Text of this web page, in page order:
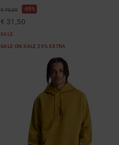
€ 70,00 55%
€ 31,50
SALE
SALE ON SALE 25% EXTRA